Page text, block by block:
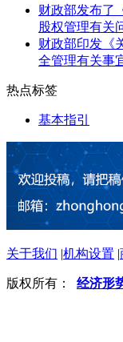
财政部发布了
股权管理有关
财政部印发《
全管理有关事
热点标签
基本指引
关于我们 |机构设置 |
版权所有： 经济形